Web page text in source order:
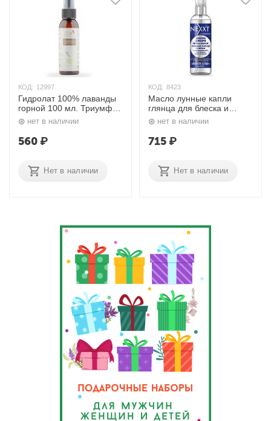
КОД: 12997
Гидролат 100% лаванды
горной 100 мл. Триумф
Красоты
нет в наличии
560₽
Нет в наличии
КОД: 8423
Масло лунные капли
глянца для блеска и
шелка волос 100 мл.
Nexxt
нет в наличии
715₽
Нет в наличии